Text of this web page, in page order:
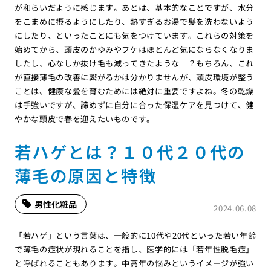
が和らいだように感じます。あとは、基本的なことですが、水分
をこまめに摂るようにしたり、熱すぎるお湯で髪を洗わないよう
にしたり、といったことにも気をつけています。これらの対策を
始めてから、頭皮のかゆみやフケはほとんど気にならなくなりま
したし、心なしか抜け毛も減ってきたような…？もちろん、これ
が直接薄毛の改善に繋がるかは分かりませんが、頭皮環境が整う
ことは、健康な髪を育むためには絶対に重要ですよね。冬の乾燥
は手強いですが、諦めずに自分に合った保湿ケアを見つけて、健
やかな頭皮で春を迎えたいものです。
若ハゲとは？１０代２０代の
薄毛の原因と特徴
2024.06.08
男性化粧品
「若ハゲ」という言葉は、一般的に10代や20代といった若い年齢
で薄毛の症状が現れることを指し、医学的には「若年性脱毛症」
と呼ばれることもあります。中高年の悩みというイメージが強い